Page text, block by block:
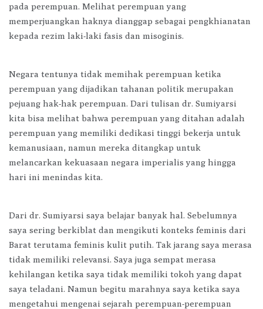
pada perempuan. Melihat perempuan yang
memperjuangkan haknya dianggap sebagai pengkhianatan
kepada rezim laki-laki fasis dan misoginis.
Negara tentunya tidak memihak perempuan ketika
perempuan yang dijadikan tahanan politik merupakan
pejuang hak-hak perempuan. Dari tulisan dr. Sumiyarsi
kita bisa melihat bahwa perempuan yang ditahan adalah
perempuan yang memiliki dedikasi tinggi bekerja untuk
kemanusiaan, namun mereka ditangkap untuk
melancarkan kekuasaan negara imperialis yang hingga
hari ini menindas kita.
Dari dr. Sumiyarsi saya belajar banyak hal. Sebelumnya
saya sering berkiblat dan mengikuti konteks feminis dari
Barat terutama feminis kulit putih. Tak jarang saya merasa
tidak memiliki relevansi. Saya juga sempat merasa
kehilangan ketika saya tidak memiliki tokoh yang dapat
saya teladani. Namun begitu marahnya saya ketika saya
mengetahui mengenai sejarah perempuan-perempuan